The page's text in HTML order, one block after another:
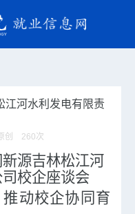
江河水利发电有限责
创 260次
源吉林松江河
校企座谈会
动校企协同育